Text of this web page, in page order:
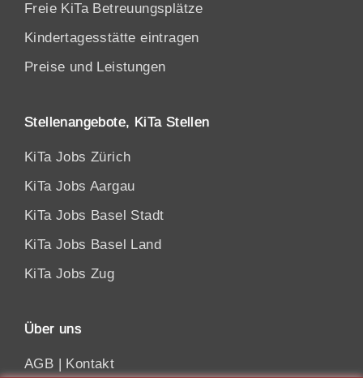
Freie KiTa Betreuungsplätze
Kindertagesstätte eintragen
Preise und Leistungen
Stellenangebote, KiTa Stellen
KiTa Jobs Zürich
KiTa Jobs Aargau
KiTa Jobs Basel Stadt
KiTa Jobs Basel Land
KiTa Jobs Zug
Über uns
AGB Kontakt